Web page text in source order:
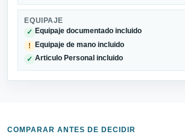
EQUIPAJE
✓ Equipaje documentado incluido
! Equipaje de mano incluido
✓ Articulo Personal incluido
COMPARAR ANTES DE DECIDIR